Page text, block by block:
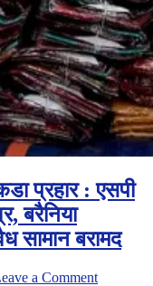
प्रहार : एसपी
बरैनिया
सामान बरामद
a Commenton